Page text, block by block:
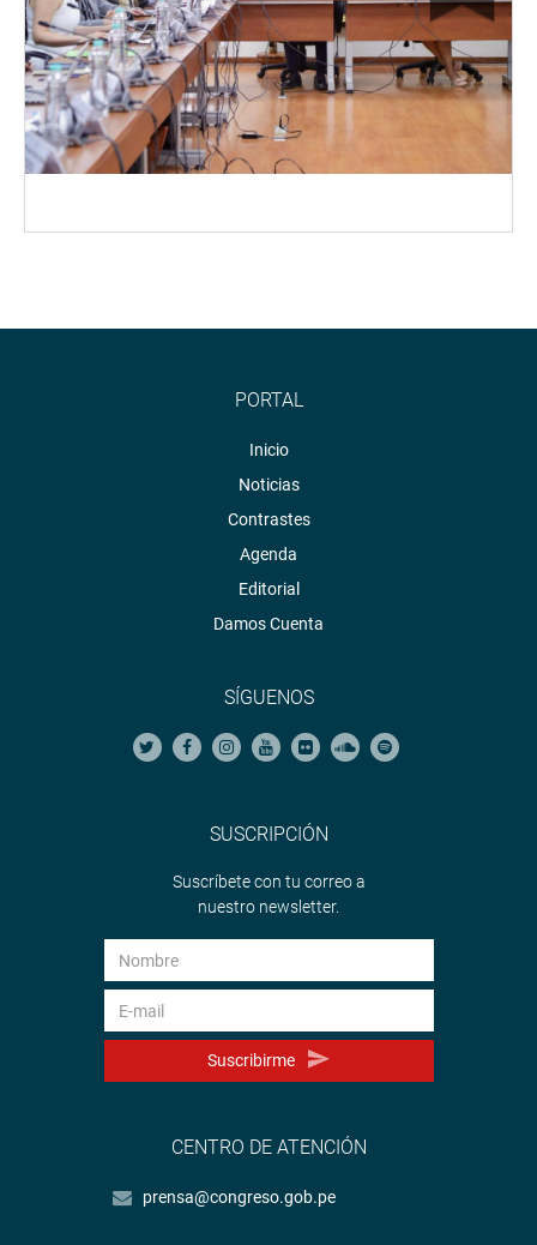
PORTAL
Inicio
Noticias
Contrastes
Agenda
Editorial
Damos Cuenta
SÍGUENOS
SUSCRIPCIÓN
Suscríbete con tu correo a
nuestro newsletter.
Suscribirme
CENTRO DE ATENCIÓN
prensa@congreso.gob.pe